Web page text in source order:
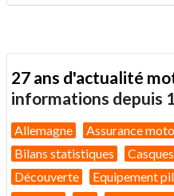
27 ans d'actualité
informations depuis
Allemagne Assurance moto
Bilans statistiques
Casques
Découverte
Equipement